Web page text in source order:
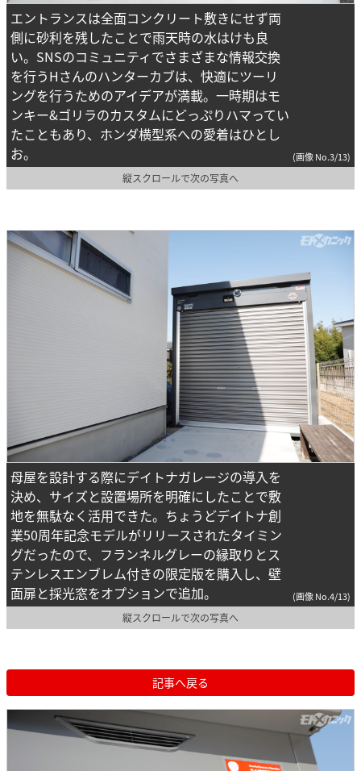
エントランスは全面コンクリート敷きにせず両
側に砂利を残したことで雨天時の水はけも良
い。SNSのコミュニティでさまざまな情報交換
を行うHさんのハンターカブは、快適にツーリ
ングを行うためのアイデアが満載。一時期はモ
ンキー&ゴリラのカスタムにどっぷりハマってい
たこともあり、ホンダ横型系への愛着はひとし
お。
(画像 No.3/13)
縦スクロールで次の写真へ
母屋を設計する際にデイトナガレージの導入を
決め、サイズと設置場所を明確にしたことで敷
地を無駄なく活用できた。ちょうどデイトナ創
業50周年記念モデルがリリースされたタイミン
グだったので、フランネルグレーの縁取りとス
テンレスエンブレム付きの限定版を購入し、壁
面扉と採光窓をオプションで追加。
(画像 No.4/13)
縦スクロールで次の写真へ
記事へ戻る